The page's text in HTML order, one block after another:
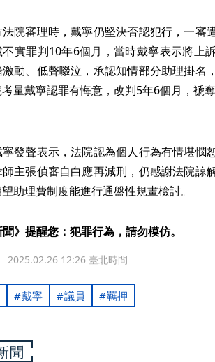
院審理時，戴寧仍堅決否認犯行，一審
實罪判10年6個月，當時戴寧表示將上
動、低聲啜泣，承認知情部分助理掛名
量戴寧認罪有悔意，改判5年6個月，褫
發聲表示，法院認為個人行為有情堪憫
主張偵審自白應再減刑，仍感謝法院諒
助理費制度能進行通盤性規畫檢討。
》提醒您：犯罪行為，請勿模仿。
2025.02.26 12:26 臺北時間
戴寧 議員 羈押
聞